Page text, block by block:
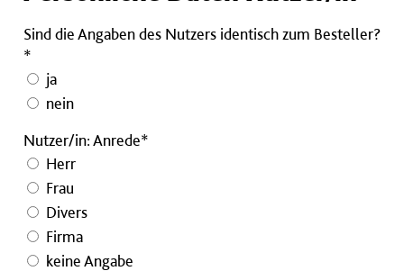
Sind die Angaben des Nutzers identisch zum Besteller?
*
ja
nein
Nutzer/in: Anrede*
Herr
Frau
Divers
Firma
keine Angabe